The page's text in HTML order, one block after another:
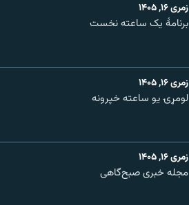
زمری ۱۶, ۱۴۰۵
برنامۀ یک ساعته نخست
زمری ۱۶, ۱۴۰۵
لومړۍ یو ساعته خپرونه
زمری ۱۶, ۱۴۰۵
مجله خبری صبح‌گاهی